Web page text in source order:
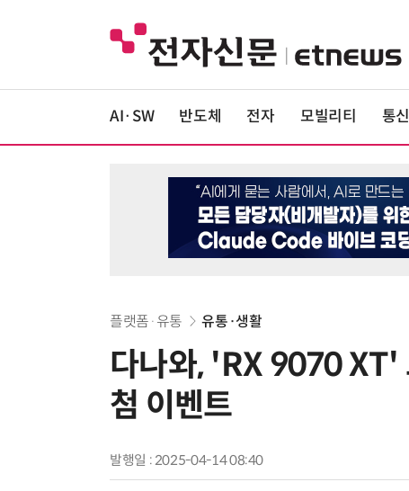
AI·SW 반도체 전자 모빌리티 통신
플랫폼·유통 유통·생활
다나와, 'RX 9070
첨 이벤트
발행일 : 2025-04-14 08:40